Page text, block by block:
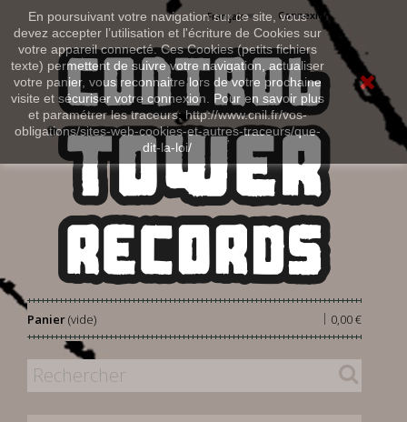
En poursuivant votre navigation sur ce site, vous
devez accepter l’utilisation et l'écriture de Cookies sur
votre appareil connecté. Ces Cookies (petits fichiers
texte) permettent de suivre votre navigation, actualiser
votre panier, vous reconnaitre lors de votre prochaine
visite et sécuriser votre connexion. Pour en savoir plus
et paramétrer les traceurs: http://www.cnil.fr/vos-
obligations/sites-web-cookies-et-autres-traceurs/que-
dit-la-loi/
Connexion
Français
Panier 0,00 €
|
(vide)